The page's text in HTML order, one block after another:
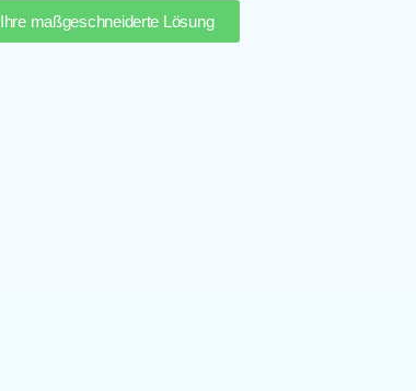
maßgeschneiderte Lösung